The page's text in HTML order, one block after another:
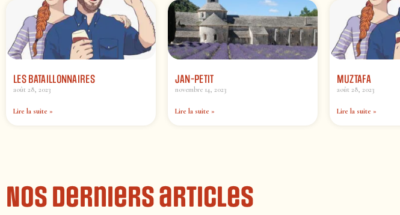
LES BATAILLONNAIRES
août 28, 2023
Lire la suite »
JAN-PETIT
novembre 14, 2023
Lire la suite »
MUZTAFA
août 28, 2023
Lire la suite »
Nos derniers articles